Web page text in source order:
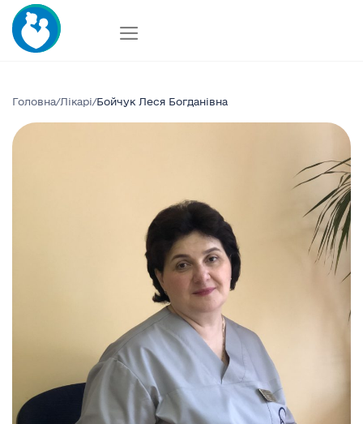
Skip
to
content
Головна/Лікарі/Бойчук Леся Богданівна